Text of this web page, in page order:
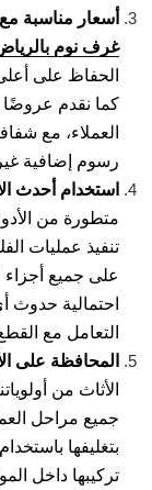
أسعار مناسبة
غرف نوم
الحفاظ على
كما نقدم عروضًا
العملاء، مع
رسوم إضافية
استخدام أحدث
متطورة من
تنفيذ عمليات
على جميع أجزاء
احتمالية حدوث
التعامل مع
المحافظة على
الأثاث من
جميع مراحل
بتغليفها
تركيبها داخل